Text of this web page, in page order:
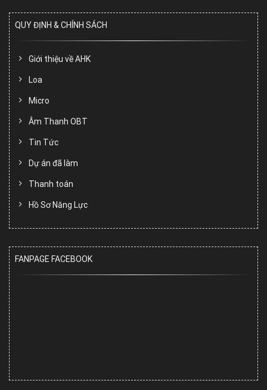
QUY ĐỊNH & CHÍNH SÁCH
Giới thiệu về AHK
Loa
Micro
Âm Thanh OBT
Tin Tức
Dự án đã làm
Thanh toán
Hồ Sơ Năng Lực
FANPAGE FACEBOOK